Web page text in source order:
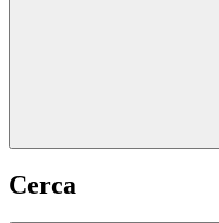
Cerca